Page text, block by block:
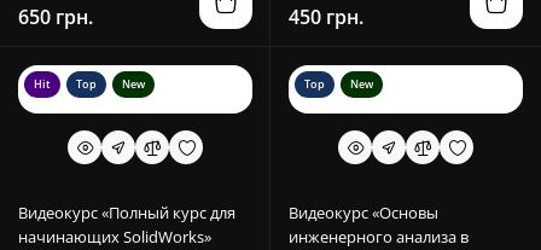
650 грн. 450 грн.
Hit Top New
Видеокурс «Полный курс для
начинающих SolidWorks»
Top New
Видеокурс «Основы
инженерного анализа в